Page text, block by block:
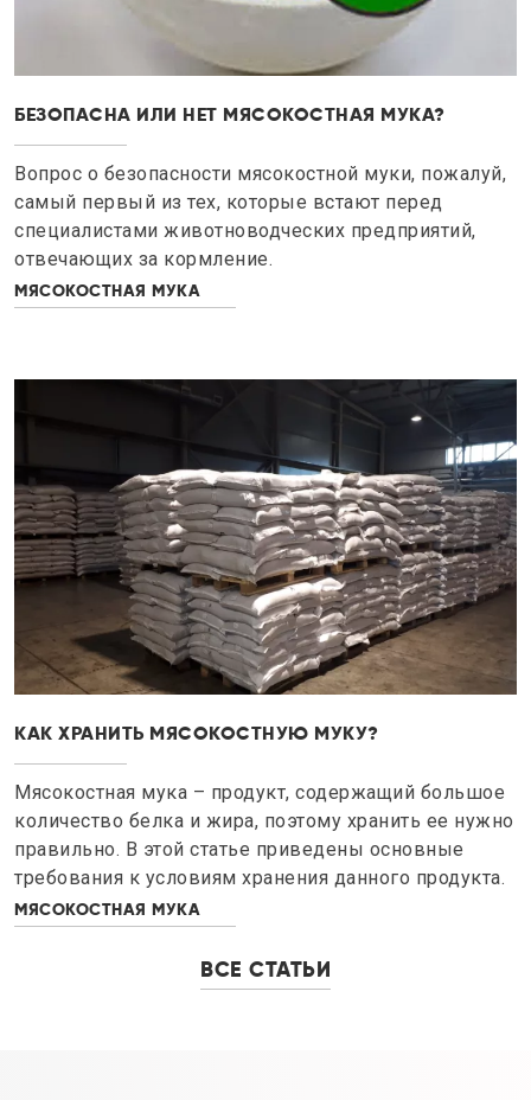
БЕЗОПАСНА ИЛИ НЕТ МЯСОКОСТНАЯ МУКА?
Вопрос о безопасности мясокостной муки, пожалуй,
самый первый из тех, которые встают перед
специалистами животноводческих предприятий,
отвечающих за кормление.
МЯСОКОСТНАЯ МУКА
КАК ХРАНИТЬ МЯСОКОСТНУЮ МУКУ?
Мясокостная мука – продукт, содержащий большое
количество белка и жира, поэтому хранить ее нужно
правильно. В этой статье приведены основные
требования к условиям хранения данного продукта.
МЯСОКОСТНАЯ МУКА
ВСЕ СТАТЬИ